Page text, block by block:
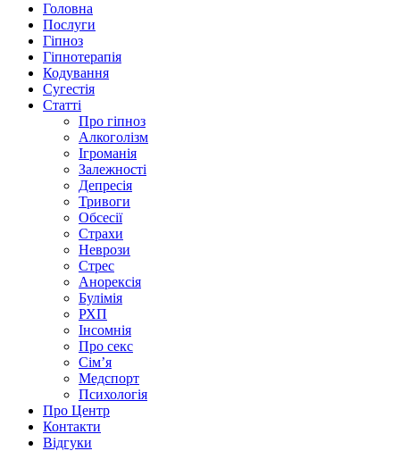
Головна
Послуги
Гіпноз
Гіпнотерапія
Кодування
Сугестія
Статті
Про гіпноз
Алкоголізм
Ігроманія
Залежності
Депресія
Тривоги
Обсесії
Страхи
Неврози
Стрес
Анорексія
Булімія
РХП
Інсомнія
Про секс
Сім’я
Медспорт
Психологія
Про Центр
Контакти
Відгуки